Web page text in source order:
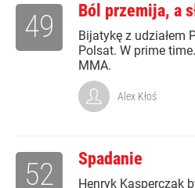
Ból przemija, a
Bijatykę z udziałem
Polsat. W prime
MMA.
49
Alex Kłoś
Spadanie
Henryk Kasperczak
52